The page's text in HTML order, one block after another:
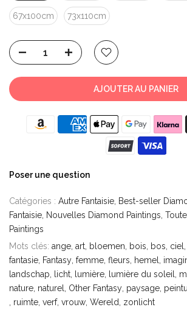
67x100cm 73x110cm
AJOUTER AU PANIER
Poser une question
Catégories : Autre Fantaisie Best-seller
Fantaisie Nouvelles Diamond Paintings
Paintings
Mots clés: ange art bloemen bois bos ciel
fantasie Fantasy femme fleurs hemel
landschap licht lumière lumière du soleil
nature naturel Other Fantasy paysage
ruimte verf vrouw Wereld zonlicht